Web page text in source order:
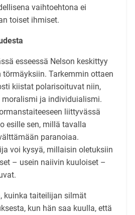
vaihtoehtona ei
toiset ihmiset.
esseessä Nelson keskittyy
Tarkemmin ottaen
kiistat polarisoituvat niin,
ja individuialismi.
liittyvässä
esille sen, millä tavalla
paranoiaa.
voi kysyä, millaisin oletuksiin
– usein naiivin kuuloiset –
kuinka taiteilijan silmät
kun hän saa kuulla, että